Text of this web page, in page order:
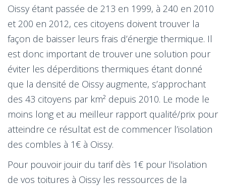
Oissy étant passée de 213 en 1999, à 240 en 2010
et 200 en 2012, ces citoyens doivent trouver la
façon de baisser leurs frais d’énergie thermique. Il
est donc important de trouver une solution pour
éviter les déperditions thermiques étant donné
que la densité de Oissy augmente, s’approchant
des 43 citoyens par km² depuis 2010. Le mode le
moins long et au meilleur rapport qualité/prix pour
atteindre ce résultat est de commencer l’isolation
des combles à 1€ à Oissy.
Pour pouvoir jouir du tarif dès 1€ pour l'isolation
de vos toitures à Oissy les ressources de la